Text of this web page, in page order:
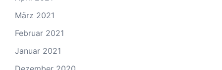
März 2021
Februar 2021
Januar 2021